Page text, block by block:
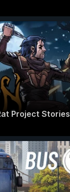
Project Stories